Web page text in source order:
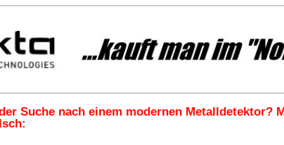
Suche nach einem modernen Metalldetektor?